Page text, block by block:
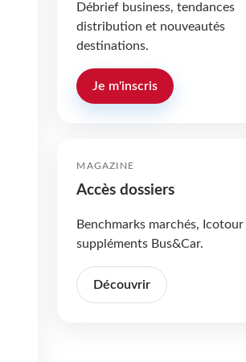
Débrief business, tendances
distribution et nouveautés
destinations.
Je m'inscris
MAGAZINE
Accès dossiers
Benchmarks marchés,
suppléments Bus&Car.
Découvrir